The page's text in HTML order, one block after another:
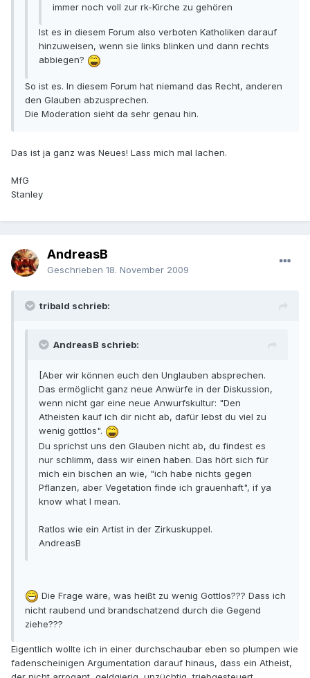
immer noch voll zur rk-Kirche zu gehören
Ist es in diesem Forum also verboten Katholiken darauf
hinzuweisen, wenn sie links blinken und dann rechts
abbiegen?
So ist es. In diesem Forum hat niemand das Recht, anderen
den Glauben abzusprechen.
Die Moderation sieht da sehr genau hin.
Das ist ja ganz was Neues! Lass mich mal lachen.
MfG
Stanley
AndreasB
Geschrieben 18. November 2009
tribald schrieb:
AndreasB schrieb:
[Aber wir können euch den Unglauben absprechen.
Das ermöglicht ganz neue Anwürfe in der Diskussion,
wenn nicht gar eine neue Anwurfskultur: "Den
Atheisten kauf ich dir nicht ab, dafür lebst du viel zu
wenig gottlos".
Du sprichst uns den Glauben nicht ab, du findest es
nur schlimm, dass wir einen haben. Das hört sich für
mich ein bischen an wie, "ich habe nichts gegen
Pflanzen, aber Vegetation finde ich grauenhaft", if ya
know what I mean.
Ratlos wie ein Artist in der Zirkuskuppel.
AndreasB
Die Frage wäre, was heißt zu wenig Gottlos??? Dass ich
nicht raubend und brandschatzend durch die Gegend
ziehe???
Eigentlich wollte ich in einer durchschaubar eben so plumpen wie
fadenscheinigen Argumentation darauf hinaus, dass ein Atheist,